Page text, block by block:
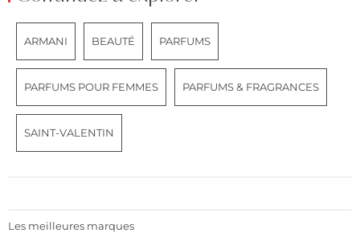
ARMANI BEAUTÉ PARFUMS
PARFUMS POUR FEMMES PARFUMS & FRAGRANCES
SAINT-VALENTIN
Les meilleures marques